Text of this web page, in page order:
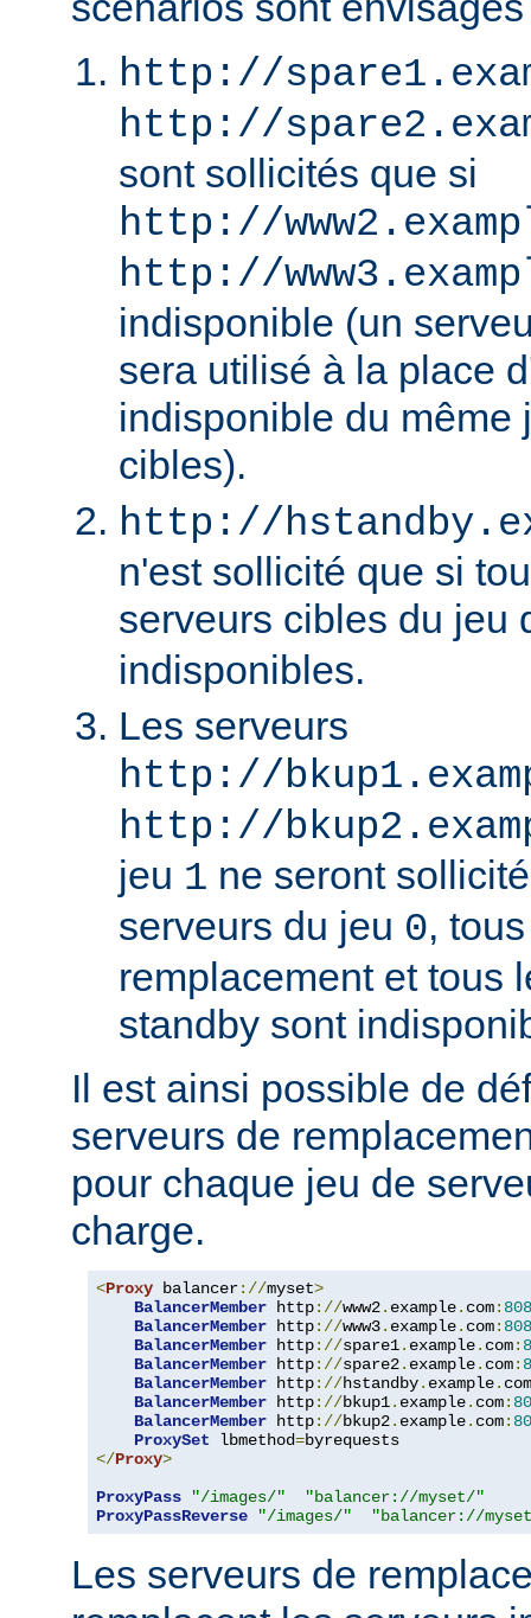
http://
http://
sont sollicités que si
http://
http://
indisponible (un
sera utilisé à la place
indisponible du même
cibles).
http://
n'est sollicité que si
serveurs cibles du jeu
indisponibles.
Les serveurs
http://
http://
jeu 1 ne seront
serveurs du jeu 0,
remplacement et tous
standby sont
Il est ainsi possible de
serveurs de
pour chaque jeu de
charge.
<Proxy balancer://myset>
BalancerMember http://www2. example. com:
BalancerMember http://www3. example. com:
BalancerMember http://spare1. example. com:
BalancerMember http://spare2. example. com:
BalancerMember http://hstandby. example. com
BalancerMember http://bkup1. example. com:
BalancerMember http://bkup2. example. com:
ProxySet lbmethod=
</Proxy>
ProxyPass
"/images/"
"balancer://myset/"
ProxyPassReverse
"/images/" "balancer://
Les serveurs de